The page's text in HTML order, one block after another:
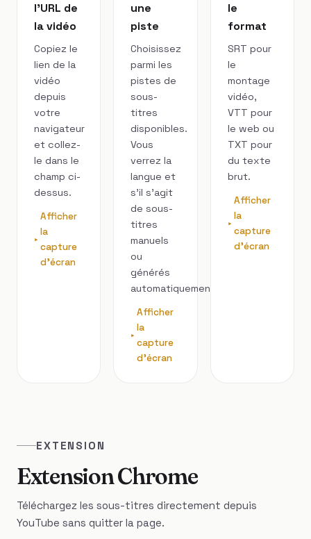
l’URL de
la vidéo
Copiez le
lien de la
vidéo
depuis
votre
navigateur
et collez-
le dans le
champ ci-
dessus.
Afficher
la
capture
d'écran
une
piste
Choisissez
parmi les
pistes de
sous-
titres
disponibles.
Vous
verrez la
langue et
s’il s’agit
de sous-
titres
manuels
ou
générés
automatiquement.
Afficher
la
capture
d'écran
le
format
SRT pour
le
montage
vidéo,
VTT pour
le web ou
TXT pour
du texte
brut.
Afficher
la
capture
d'écran
EXTENSION
Extension Chrome
Téléchargez les sous-titres directement depuis
YouTube sans quitter la page.